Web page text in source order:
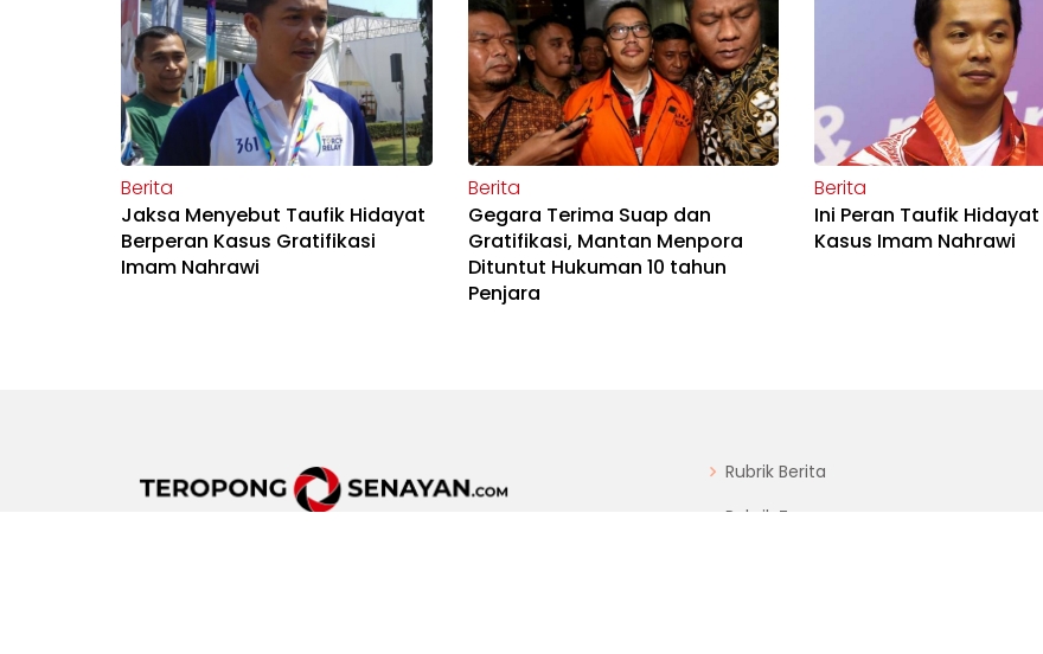
Berita
Jaksa Menyebut Taufik Hidayat
Berperan Kasus Gratifikasi
Imam Nahrawi
Berita
Gegara Terima Suap dan
Gratifikasi, Mantan Menpora
Dituntut Hukuman 10 tahun
Penjara
Berita
Ini Peran Taufik
Kasus Imam Nahrawi
Rubrik Berita
Rubrik Zoom